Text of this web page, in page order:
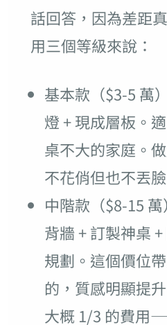
話回答，因為差距
用三個等級來說：
基本款（$3-5 萬
燈 + 現成層板。
桌不大的家庭。
不花俏但也不丟臉
中階款（$8-15
背牆 + 訂製神桌
規劃。這個價位
的，質感明顯提
大概 1/3 的費用